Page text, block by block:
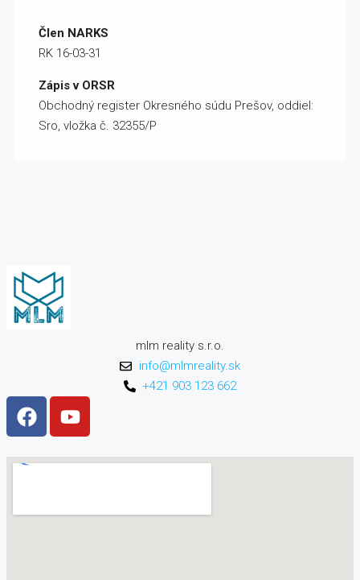
Člen NARKS
RK 16-03-31
Zápis v ORSR
Obchodný register Okresného súdu Prešov, oddiel:
Sro, vložka č. 32355/P
mlm reality s.r.o.
info@mlmreality.sk
+421 903 123 662